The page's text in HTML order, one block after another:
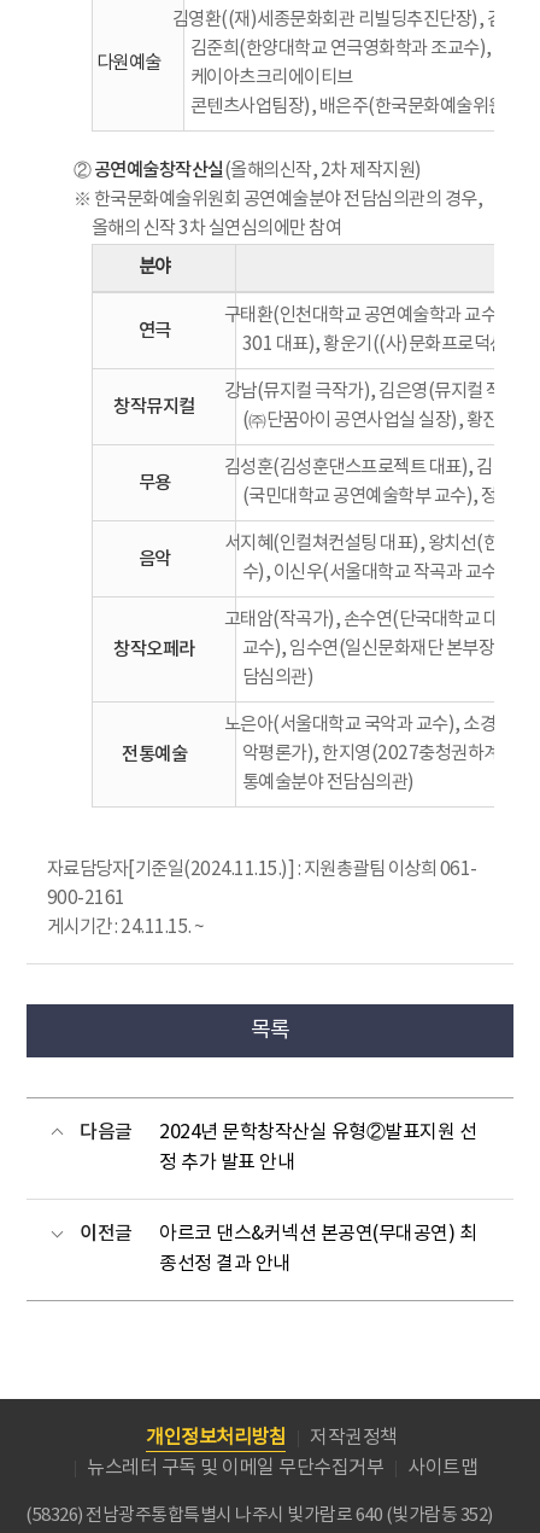
다원예술
김영환((재)세종문화회관 리빌딩추진단장), 김윤
김준희(한양대학교 연극영화학과 조교수), 김
케이아츠크리에이티브
콘텐츠사업팀장), 배은주(한국문화예술위원회
②공연예술창작산실(올해의신작, 2차 제작지원)
※ 한국문화예술위원회 공연예술분야 전담심의관의 경우,
올해의 신작 3차 실연심의에만 참여
분야
연극
구태환(인천대학교 공연예술학과 교수),
301 대표), 황운기((사)문화프로덕션도
창작뮤지컬
강남(뮤지컬 극작가), 김은영(뮤지컬 작곡
(㈜단꿈아이 공연사업실 실장), 황진수(
무용
김성훈(김성훈댄스프로젝트 대표), 김예림
(국민대학교 공연예술학부 교수), 정혜
음악
서지혜(인컬쳐컨설팅 대표), 왕치선(한국
수), 이신우(서울대학교 작곡과 교수), 이
창작오페라
고태암(작곡가), 손수연(단국대학교 대학원
교수), 임수연(일신문화재단 본부장), 임
담심의관)
전통예술
노은아(서울대학교 국악과 교수), 소경진(
악평론가), 한지영(2027충청권하계유니
통예술분야 전담심의관)
자료담당자[기준일(2024.11.15.)] : 지원총괄팀 이상희 061-
900-2161
게시기간 : 24.11.15. ~
목록
다음글
2024년 문학창작산실 유형②발표지원 선
정 추가 발표 안내
이전글
아르코 댄스&커넥션 본공연(무대공연) 최
종선정 결과 안내
개인정보처리방침
저작권정책
뉴스레터 구독 및 이메일 무단수집거부
사이트맵
(58326) 전남광주통합특별시 나주시 빛가람로 640 (빛가람동 352)